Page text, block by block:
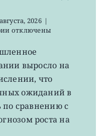
2026 |
к
EWG:
рост
промпроизводства
Германии
до
0,2%
отключены
выросло на
что
ожиданий в
по сравнению с
роста на